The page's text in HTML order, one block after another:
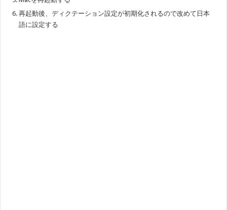
再起動後、ディクテーション設定が初期化されるので改めて日本
語に設定する